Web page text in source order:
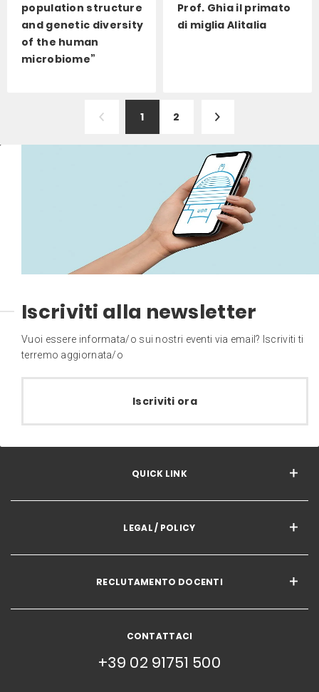
population structure
and genetic diversity
of the human
microbiome”
Prof. Ghia il primato
di miglia Alitalia
1 2
Iscriviti alla newsletter
Vuoi essere informata/o sui nostri eventi via email? Iscriviti ti
terremo aggiornata/o
Iscriviti ora
QUICK LINK
LEGAL / POLICY
RECLUTAMENTO DOCENTI
CONTATTACI
+39 02 91751 500